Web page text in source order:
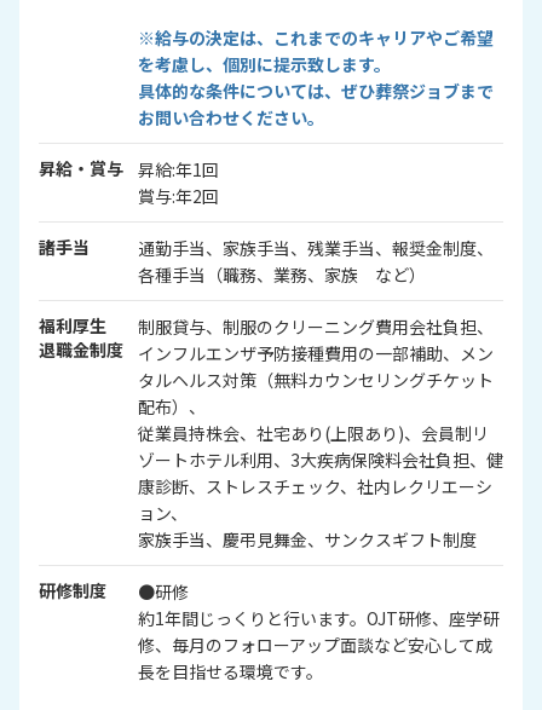
※給与の決定は、これまでのキャリアやご希望
を考慮し、個別に提示致します。
具体的な条件については、ぜひ葬祭ジョブまで
お問い合わせください。
昇給・賞与 昇給:年1回
賞与:年2回
諸手当
通勤手当、家族手当、残業手当、報奨金制度、
各種手当（職務、業務、家族 など）
福利厚生
退職金制度
制服貸与、制服のクリーニング費用会社負担、
インフルエンザ予防接種費用の一部補助、メン
タルヘルス対策（無料カウンセリングチケット
配布）、
従業員持株会、社宅あり(上限あり)、会員制リ
ゾートホテル利用、3大疾病保険料会社負担、健
康診断、ストレスチェック、社内レクリエーシ
ョン、
家族手当、慶弔見舞金、サンクスギフト制度
研修制度
●研修
約1年間じっくりと行います。OJT研修、座学研
修、毎月のフォローアップ面談など安心して成
長を目指せる環境です。